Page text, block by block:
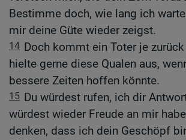
Bestimme doch, wie lang ich
mir deine Güte wieder zeigst.
14 Doch kommt ein Toter je
hielte gerne diese Qualen aus,
bessere Zeiten hoffen könnte.
15 Du würdest rufen, ich dir
würdest wieder Freude an mir
denken, dass ich dein Geschöpf